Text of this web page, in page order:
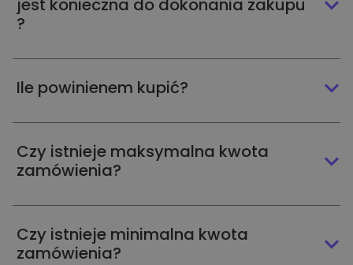
jest konieczna do dokonania zakupu
?
Ile powinienem kupić?
Czy istnieje maksymalna kwota
zamówienia?
Czy istnieje minimalna kwota
zamówienia?